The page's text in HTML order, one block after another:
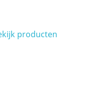
producten